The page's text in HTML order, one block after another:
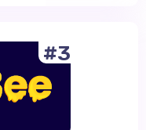
#3